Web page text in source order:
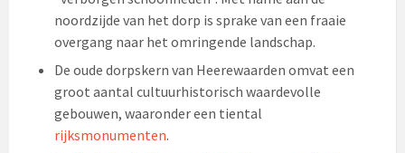
noordzijde van het dorp is sprake van een fraaie
overgang naar het omringende landschap.
De oude dorpskern van Heerewaarden omvat een
groot aantal cultuurhistorisch waardevolle
gebouwen, waaronder een tiental
rijksmonumenten.